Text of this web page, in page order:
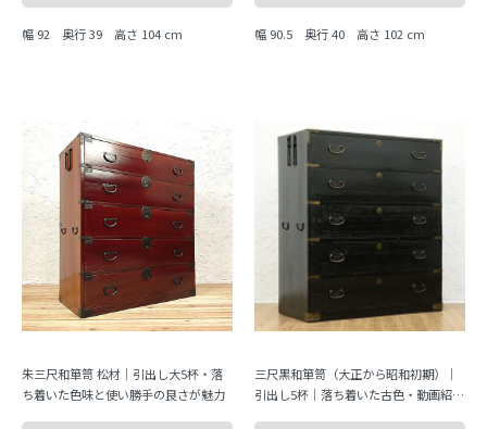
幅 92 奥行 39 高さ 104 cm 幅 90.5 奥行 40 高さ 102 cm
朱三尺和箪笥 松材｜引出し大5杯・落
ち着いた色味と使い勝手の良さが魅力
三尺黒和箪笥（大正から昭和初期）｜
引出し5杯｜落ち着いた古色・動画紹介